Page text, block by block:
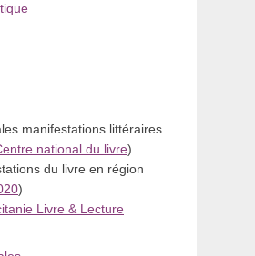
manifestations littéraires
national du livre)
du livre en région
)
Livre & Lecture